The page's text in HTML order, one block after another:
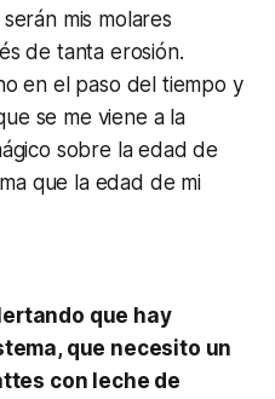
mis molares
de tanta erosión.
en el paso del tiempo y
se me viene a la
sobre la edad de
que la edad de mi
que hay
que necesito un
con leche de